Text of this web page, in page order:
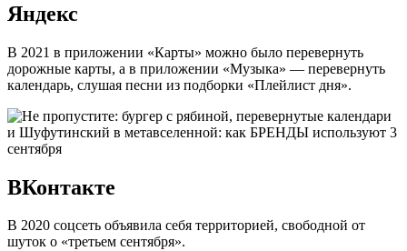
Яндекс
В 2021 в приложении «Карты» можно было перевернуть
дорожные карты, а в приложении «Музыка» — перевернуть
календарь, слушая песни из подборки «Плейлист дня».
ВКонтакте
В 2020 соцсеть объявила себя территорией, свободной от
шуток о «третьем сентября».